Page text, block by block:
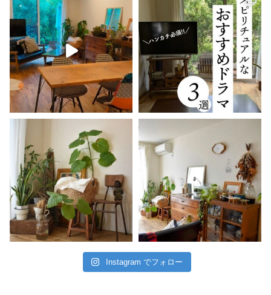
Instagram でフォロー